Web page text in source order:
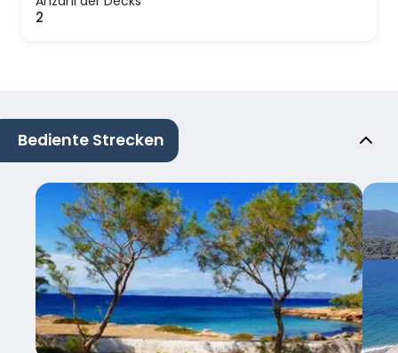
2
Bediente Strecken